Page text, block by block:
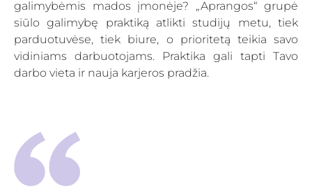
galimybėmis mados įmonėje? „Aprangos“ grupė
siūlo galimybę praktiką atlikti studijų metu, tiek
parduotuvėse, tiek biure, o prioritetą teikia savo
vidiniams darbuotojams. Praktika gali tapti Tavo
darbo vieta ir nauja karjeros pradžia.